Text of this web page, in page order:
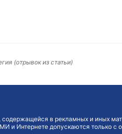
(отрывок из статьи)
в рекламных и иных
Интернете допускаются только с